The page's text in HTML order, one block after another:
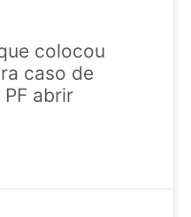
colocou
caso de
abrir